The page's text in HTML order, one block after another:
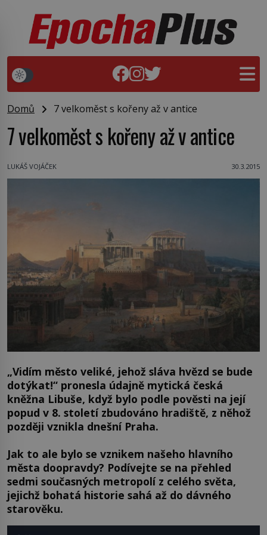
Domů 7 velkoměst s kořeny až v antice
7 velkoměst s kořeny až v antice
LUKÁŠ VOJÁČEK 30.3.2015
„Vidím město veliké, jehož sláva hvězd se bude
dotýkat!“ pronesla údajně mytická česká
kněžna Libuše, když bylo podle pověsti na její
popud v 8. století zbudováno hradiště, z něhož
později vznikla dnešní Praha.
Jak to ale bylo se vznikem našeho hlavního
města doopravdy? Podívejte se na přehled
sedmi současných metropolí z celého světa,
jejichž bohatá historie sahá až do dávného
starověku.